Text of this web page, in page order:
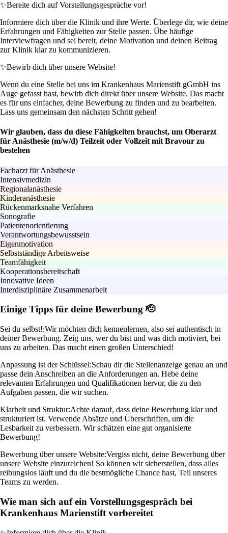
✨Bereite dich auf Vorstellungsgespräche vor!
Informiere dich über die Klinik und ihre Werte. Überlege dir, wie deine
Erfahrungen und Fähigkeiten zur Stelle passen. Übe häufige
Interviewfragen und sei bereit, deine Motivation und deinen Beitrag
zur Klinik klar zu kommunizieren.
✨Bewirb dich über unsere Website!
Wenn du eine Stelle bei uns im Krankenhaus Marienstift gGmbH ins
Auge gefasst hast, bewirb dich direkt über unsere Website. Das macht
es für uns einfacher, deine Bewerbung zu finden und zu bearbeiten.
Lass uns gemeinsam den nächsten Schritt gehen!
Wir glauben, dass du diese Fähigkeiten brauchst, um Oberarzt
für Anästhesie (m/w/d) Teilzeit oder Vollzeit mit Bravour zu
bestehen
Facharzt für Anästhesie
Intensivmedizin
Regionalanästhesie
Kinderanästhesie
Rückenmarksnahe Verfahren
Sonografie
Patientenorientierung
Verantwortungsbewusstsein
Eigenmotivation
Selbstständige Arbeitsweise
Teamfähigkeit
Kooperationsbereitschaft
Innovative Ideen
Interdisziplinäre Zusammenarbeit
Einige Tipps für deine Bewerbung 🫡
Sei du selbst!:Wir möchten dich kennenlernen, also sei authentisch in
deiner Bewerbung. Zeig uns, wer du bist und was dich motiviert, bei
uns zu arbeiten. Das macht einen großen Unterschied!
Anpassung ist der Schlüssel:Schau dir die Stellenanzeige genau an und
passe dein Anschreiben an die Anforderungen an. Hebe deine
relevanten Erfahrungen und Qualifikationen hervor, die zu den
Aufgaben passen, die wir suchen.
Klarheit und Struktur:Achte darauf, dass deine Bewerbung klar und
strukturiert ist. Verwende Absätze und Überschriften, um die
Lesbarkeit zu verbessern. Wir schätzen eine gut organisierte
Bewerbung!
Bewerbung über unsere Website:Vergiss nicht, deine Bewerbung über
unsere Website einzureichen! So können wir sicherstellen, dass alles
reibungslos läuft und du die bestmögliche Chance hast, Teil unseres
Teams zu werden.
Wie man sich auf ein Vorstellungsgespräch bei
Krankenhaus Marienstift vorbereitet